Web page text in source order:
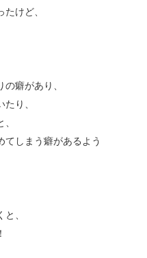
たけど、
癖があり、
り、
てしまう癖があるよう
、